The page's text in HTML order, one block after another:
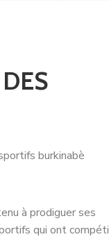
burkinabè
à prodiguer ses
qui ont compéti